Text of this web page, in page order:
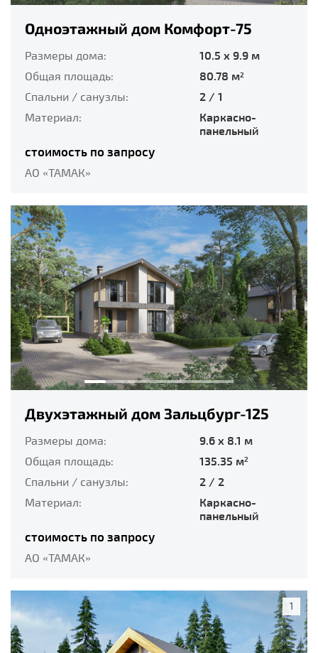
Одноэтажный дом Комфорт-75
Размеры дома:
10.5 x 9.9 м
Общая площадь:
80.78 м2
Спальни / санузлы:
2 / 1
Материал:
Каркасно-
панельный
стоимость по запросу
АО «ТАМАК»
Двухэтажный дом Зальцбург-125
Размеры дома:
9.6 x 8.1 м
Общая площадь:
135.35 м2
Спальни / санузлы:
2 / 2
Материал:
Каркасно-
панельный
стоимость по запросу
АО «ТАМАК»
1